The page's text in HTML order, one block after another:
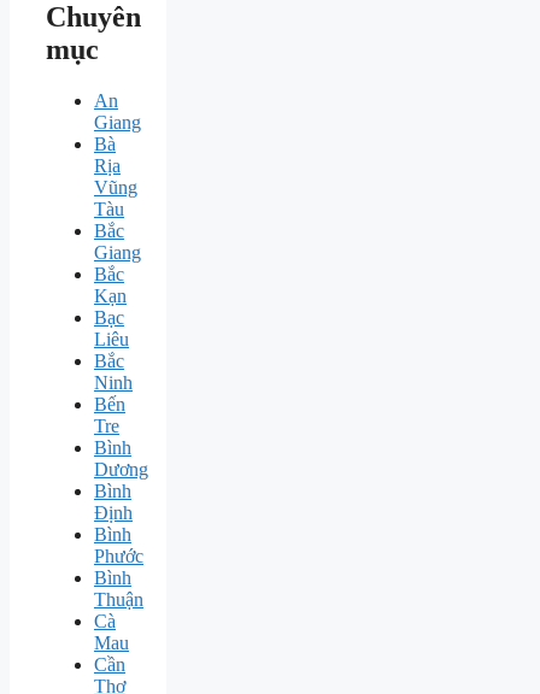
Chuyên
mục
An
Giang
Bà
Rịa
Vũng
Tàu
Bắc
Giang
Bắc
Kạn
Bạc
Liêu
Bắc
Ninh
Bến
Tre
Bình
Dương
Bình
Định
Bình
Phước
Bình
Thuận
Cà
Mau
Cần
Thơ